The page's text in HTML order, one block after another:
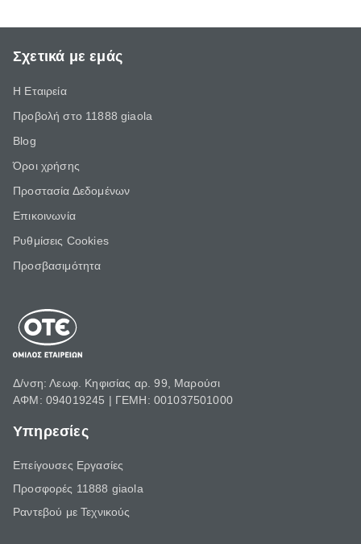
Σχετικά με εμάς
Η Εταιρεία
Προβολή στο 11888 giaola
Blog
Όροι χρήσης
Προστασία Δεδομένων
Επικοινωνία
Ρυθμίσεις Cookies
Προσβασιμότητα
Δ/νση: Λεωφ. Κηφισίας αρ. 99, Μαρούσι
ΑΦΜ: 094019245 | ΓΕΜΗ: 001037501000
Υπηρεσίες
Επείγουσες Εργασίες
Προσφορές 11888 giaola
Ραντεβού με Τεχνικούς